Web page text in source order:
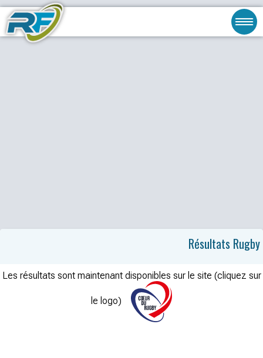
Résultats Rugby
Les résultats sont maintenant disponibles sur le site (cliquez sur
le logo)